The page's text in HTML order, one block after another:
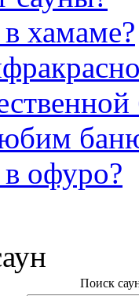
хамаме?
офуро?
Поиск